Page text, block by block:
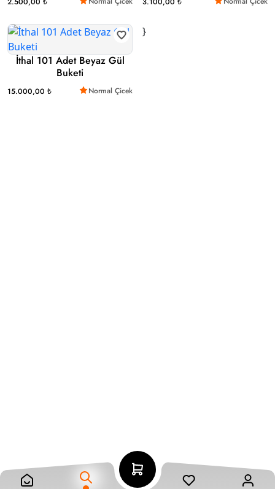
İthal 101 Adet Beyaz Gül
Buketi
15.000,00 ₺ Normal Çicek
}